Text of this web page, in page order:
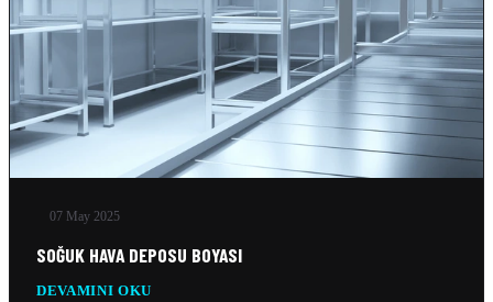
BUZ FABRIKASI SOĞUTMA SISTEMLERI
10 Şub 2026
07 May 2025
SOĞUK HAVA DEPOSU BOYASI
DEVAMINI OKU